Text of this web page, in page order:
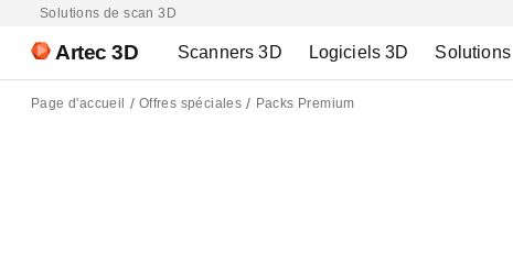
Solutions de scan 3D
Artec 3D Scanners 3D Logiciels 3D Solutions
Page d'accueil Offres spéciales Packs Premium